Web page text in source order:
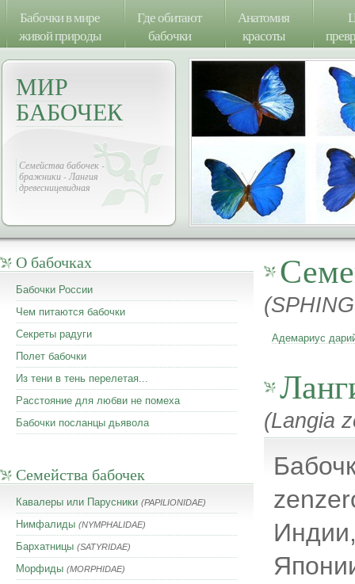
Бабочки в мире
живой природы
Где обитают
бабочки
Анатомия
красоты
МИР
БАБОЧЕК
Семейства бабочек -
бражники - Лангия
древесницевидная
О бабочках
Бабочки России
Чем питаются бабочки
Секреты радуги
Полет бабочки
Из тени в тень перелетая...
Расстояние для любви не помеха
Бабочки посланцы дьявола
Семейства бабочек
Кавалеры или Парусники (PAPILIONIDAE)
Нимфалиды (NYMPHALIDAE)
Бархатницы (SATYRIDAE)
Морфиды (MORPHIDAE)
Адемариус
(Langia